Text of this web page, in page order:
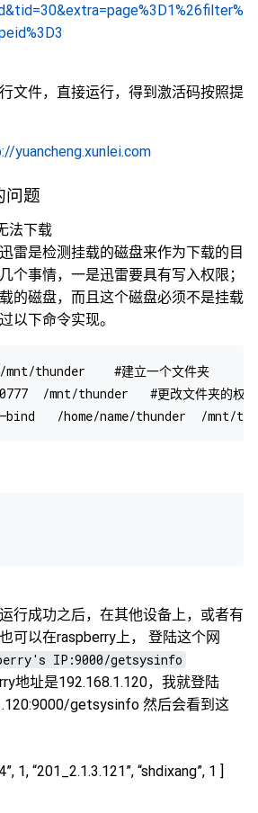
文件，直接运行，得到激活码按照提
yuancheng.xunlei.com
问题
法下载
雷是检测挂载的磁盘来作为下载的目
个事情，一是迅雷要具有写入权限；
的磁盘，而且这个磁盘必须不是挂载
以下命令实现。
thunder    #建立一个文件夹
/mnt/thunder   #更改文件夹的权限
行成功之后，在其他设备上，或者有
可以在raspberry上， 登陆这个网
IP:9000/getsysinfo
地址是192.168.1.120，我就登陆
getsysinfo 然后会看到这
1, “201_2.1.3.121”, “shdixang”, 1 ]